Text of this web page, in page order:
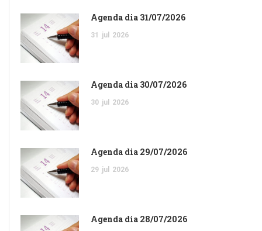
Agenda dia 31/07/2026
31 jul 2026
Agenda dia 30/07/2026
30 jul 2026
Agenda dia 29/07/2026
29 jul 2026
Agenda dia 28/07/2026